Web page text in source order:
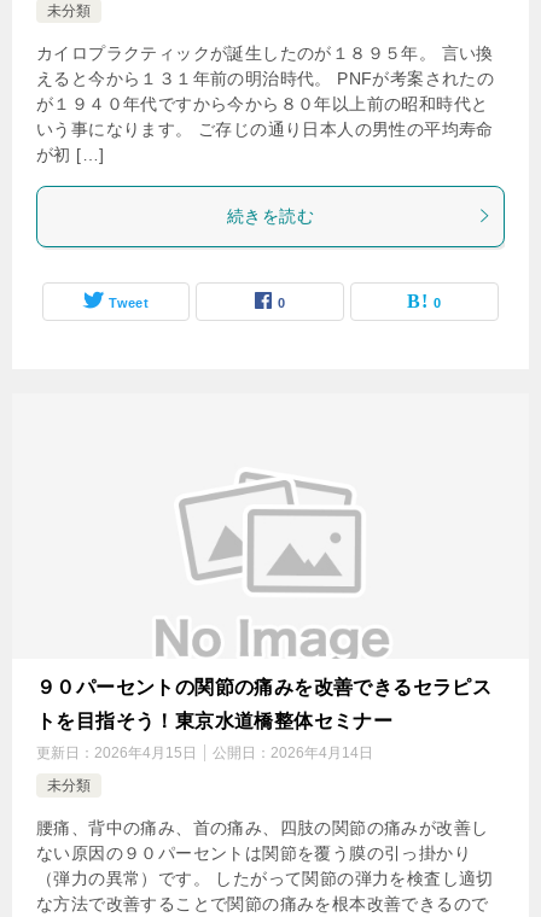
未分類
カイロプラクティックが誕生したのが１８９５年。 言い換
えると今から１３１年前の明治時代。 PNFが考案されたの
が１９４０年代ですから今から８０年以上前の昭和時代と
いう事になります。 ご存じの通り日本人の男性の平均寿命
が初 […]
続きを読む
Tweet 0 0
９０パーセントの関節の痛みを改善できるセラピス
トを目指そう！東京水道橋整体セミナー
更新日： 2026年4月15日 公開日： 2026年4月14日
未分類
腰痛、背中の痛み、首の痛み、四肢の関節の痛みが改善し
ない原因の９０パーセントは関節を覆う膜の引っ掛かり
（弾力の異常）です。 したがって関節の弾力を検査し適切
な方法で改善することで関節の痛みを根本改善できるので